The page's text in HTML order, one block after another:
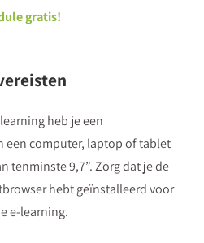
gratis!
heb je een
computer, laptop of tablet
tenminste 9,7”. Zorg dat je de
hebt geïnstalleerd voor
e-learning.